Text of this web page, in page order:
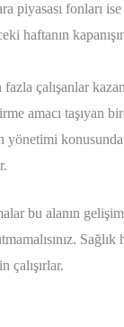
piyasası fonları
haftanın
çalışanlar
amacı taşıyan
bu alanın
çalışırlar.